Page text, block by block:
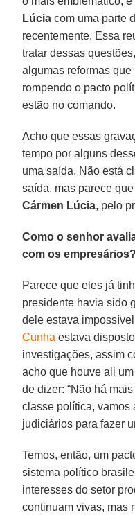
Lúcia com uma parte
recentemente. Essa
tratar dessas
algumas reformas
rompendo o pacto
estão no comando.
Acho que essas
tempo por alguns
uma saída. Não está
saída, mas parece
Cármen Lúcia, pelo
Como o senhor
com os empresários?
Parece que eles já
presidente havia sido
dele estava
Cunha estava
investigações, assim
acho que houve ali
de dizer: “Não há
classe política, vamos
judiciários para fazer
Temos, então, um
sistema político
interesses do setor
continuam vivas, mas